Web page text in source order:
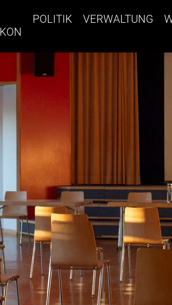
POLITIK VERWALTUNG